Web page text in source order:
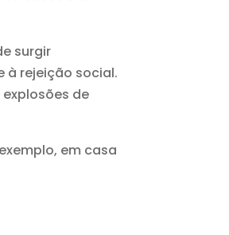
surgir
à rejeição social.
de
em casa